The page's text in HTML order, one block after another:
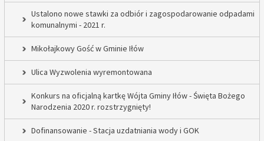
Ustalono nowe stawki za odbiór i zagospodarowanie odpadami
komunalnymi - 2021 r.
Mikołajkowy Gość w Gminie Iłów
Ulica Wyzwolenia wyremontowana
Konkurs na oficjalną kartkę Wójta Gminy Iłów - Święta Bożego
Narodzenia 2020 r. rozstrzygnięty!
Dofinansowanie - Stacja uzdatniania wody i GOK